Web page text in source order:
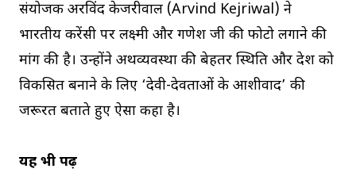
संयोजक अरविंद केजरीवाल (Arvind Kejriwal) ने
भारतीय करेंसी पर लक्ष्मी और गणेश जी की फोटो लगाने की
मांग की है। उन्होंने अर्थव्यवस्था की बेहतर स्थिति और देश को
विकसित बनाने के लिए ‘देवी-देवताओं के आशीर्वाद’ की
जरूरत बताते हुए ऐसा कहा है।
यह भी पढ़ें